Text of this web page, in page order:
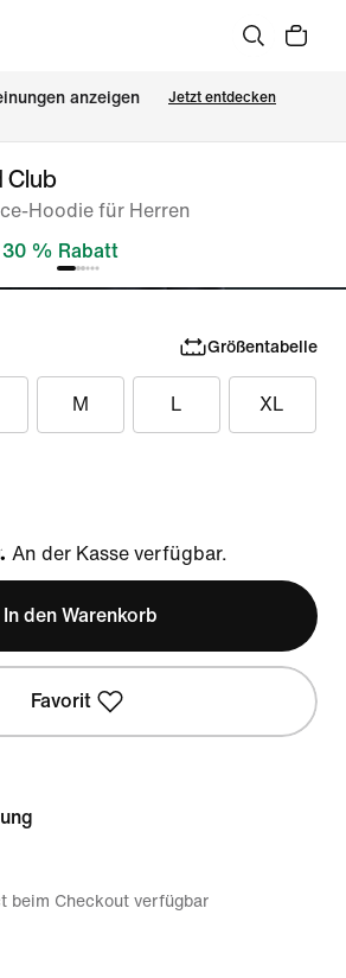
anzeigen Jetzt entdecken
Club
Hoodie für Herren
30 % Rabatt
Größentabelle
M L XL
Klarna
An der Kasse verfügbar.
In den Warenkorb
Favorit
beim Checkout verfügbar